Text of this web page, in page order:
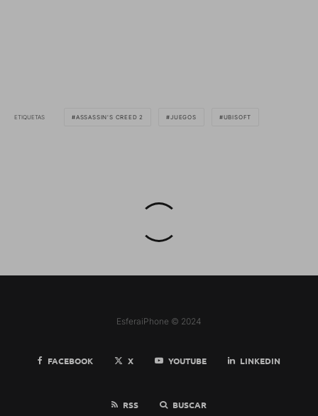
ETIQUETAS ASSASSIN'S CREED 2 JUEGOS UBISOFT
EsferaiPhone © 2024
FACEBOOK X YOUTUBE LINKEDIN
RSS BUSCAR